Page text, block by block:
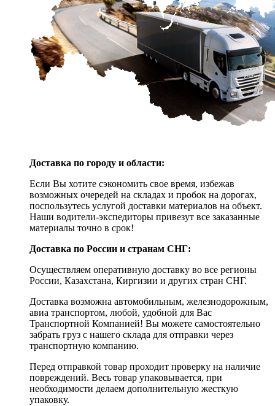
Доставка по городу и области:
Если Вы хотите сэкономить свое время, избежав
возможных очередей на складах и пробок на дорогах,
поспользутесь услугой доставки материалов на объект.
Наши водители-экспедиторы привезут все заказанные
материалы точно в срок!
Доставка по России и странам СНГ:
Осуществляем оперативную доставку во все регионы
России, Казахстана, Киргизии и других стран СНГ.
Доставка возможна автомобильным, железнодорожным,
авиа транспортом, любой, удобной для Вас
Транспортной Компанией! Вы можете самостоятельно
забрать груз с нашего склада для отправки через
транспортную компанию.
Перед отправкой товар проходит проверку на наличие
повреждений. Весь товар упаковывается, при
необходимости делаем дополнительную жесткую
упаковку.